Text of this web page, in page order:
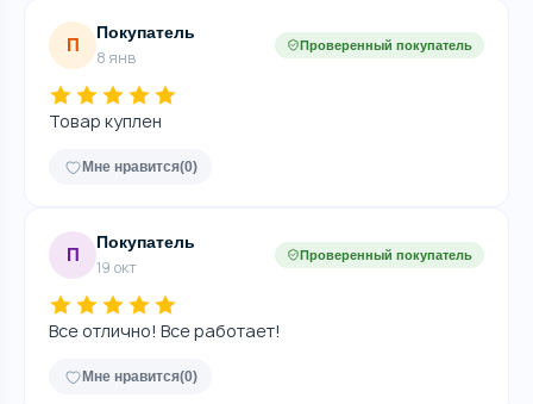
П
Покупатель
8 янв
Проверенный покупатель
Товар куплен
Мне нравится(0)
П
Покупатель
19 окт
Проверенный покупатель
Все отлично! Все работает!
Мне нравится(0)